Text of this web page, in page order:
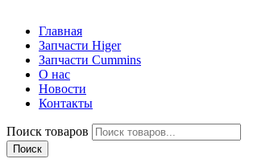
Главная
Запчасти Higer
Запчасти Cummins
О нас
Новости
Контакты
Поиск товаров
Поиск